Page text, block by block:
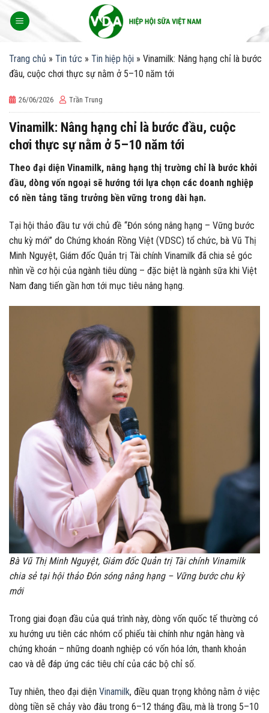
Trang chủ » Tin tức » Tin hiệp hội » Vinamilk: Nâng hạng chỉ là bước
đầu, cuộc chơi thực sự nằm ở 5–10 năm tới
26/06/2026 Trần Trung
Vinamilk: Nâng hạng chỉ là bước đầu, cuộc
chơi thực sự nằm ở 5–10 năm tới
Theo đại diện Vinamilk, nâng hạng thị trường chỉ là bước khởi
đầu, dòng vốn ngoại sẽ hướng tới lựa chọn các doanh nghiệp
có nền tảng tăng trưởng bền vững trong dài hạn.
Tại hội thảo đầu tư với chủ đề “Đón sóng nâng hạng – Vững bước
chu kỳ mới” do Chứng khoán Rồng Việt (VDSC) tổ chức, bà Vũ Thị
Minh Nguyệt, Giám đốc Quản trị Tài chính Vinamilk đã chia sẻ góc
nhìn về cơ hội của ngành tiêu dùng – đặc biệt là ngành sữa khi Việt
Nam đang tiến gần hơn tới mục tiêu nâng hạng.
Bà Vũ Thị Minh Nguyệt, Giám đốc Quản trị Tài chính Vinamilk
chia sẻ tại hội thảo Đón sóng nâng hạng – Vững bước chu kỳ
mới
Trong giai đoạn đầu của quá trình này, dòng vốn quốc tế thường có
xu hướng ưu tiên các nhóm cổ phiếu tài chính như ngân hàng và
chứng khoán – những doanh nghiệp có vốn hóa lớn, thanh khoản
cao và dễ đáp ứng các tiêu chí của các bộ chỉ số.
Tuy nhiên, theo đại diện Vinamilk, điều quan trọng không nằm ở việc
dòng tiền sẽ chảy vào đâu trong 6–12 tháng đầu, mà là trong 5–10